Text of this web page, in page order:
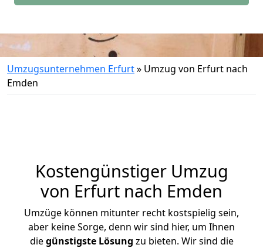
Umzugsunternehmen Erfurt» Umzug von Erfurt nach
Emden
Kostengünstiger Umzug
von Erfurt nach Emden
Umzüge können mitunter recht kostspielig sein,
aber keine Sorge, denn wir sind hier, um Ihnen
diegünstigste Lösung zu bieten. Wir sind die